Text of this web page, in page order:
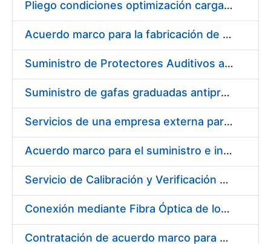
Erakutsi/Ezkutatu
Pliego condiciones optimización cargas compras firmado
Acuerdo marco para la fabricación de piezas
Suministro de Protectores Auditivos a medida para las personas trabajadoras de los Centros de Trabajo de Madrid y Burgos
Suministro de gafas graduadas antiproyecciones para los trabajadores de la FNMT-RCM en los centros de trabajo de Madrid y Burgos
Servicios de una empresa externa para el asesoramiento y resolución de los recursos de alzada que se presentan relacionados con procesos de selección para la FNMT-RCM
Acuerdo marco para el suministro e instalación de persianas, estores y otros complementos
Servicio de Calibración y Verificación Externa de los Equipos de Medición del Servicio de Prevención de la FNMT-RCM
Conexión mediante Fibra Óptica de los Centros de Proceso de Datos (CPDs) de las sedes de la FNMT-RCM de Burgos y Madrid
Contratación de acuerdo marco para el Suministro de Material de Electricidad para la Fábrica Nacional de Moneda y Timbre-Real Casa de la Moneda en su centro de trabajo de Burgos